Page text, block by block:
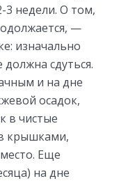
3 недели. О том,
—
изначально
сдуться.
и на дне
осадок,
в чистые
крышками,
Еще
на дне